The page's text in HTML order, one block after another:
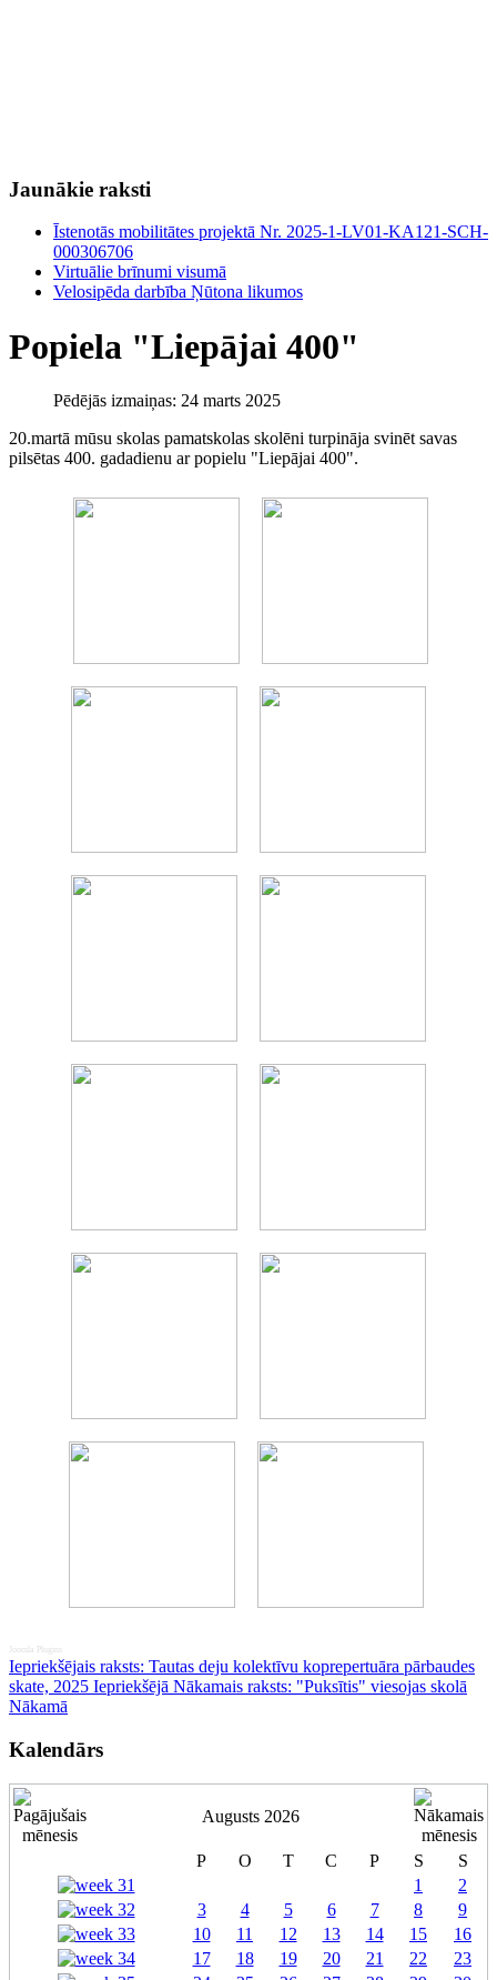
Jaunākie raksti
Īstenotās mobilitātes projektā Nr. 2025-1-LV01-KA121-SCH-
000306706
Virtuālie brīnumi visumā
Velosipēda darbība Ņūtona likumos
Popiela "Liepājai 400"
Pēdējās izmaiņas: 24 marts 2025
20.martā mūsu skolas pamatskolas skolēni turpināja svinēt savas
pilsētas 400. gadadienu ar popielu "Liepājai 400".
Joomla Plugins
Iepriekšējais raksts: Tautas deju kolektīvu koprepertuāra pārbaudes
skate, 2025 Iepriekšējā Nākamais raksts: "Puksītis" viesojas skolā
Nākamā
Kalendārs
Augusts 2026
P O T C P S
S
1
2
3
4 5 6 7 8
9
10
11 12 13 14 15
16
17
18 19 20 21 22
23